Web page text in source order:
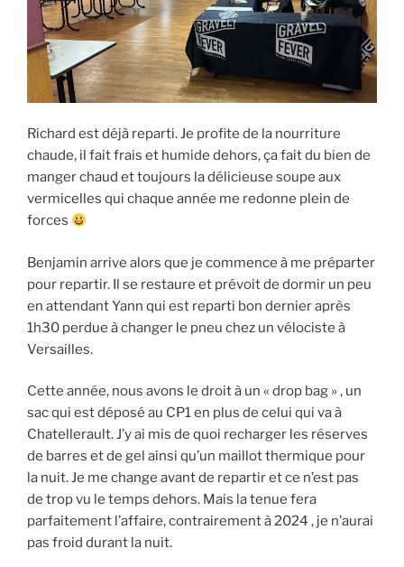
Richard est déjà reparti. Je profite de la nourriture
chaude, il fait frais et humide dehors, ça fait du bien de
manger chaud et toujours la délicieuse soupe aux
vermicelles qui chaque année me redonne plein de
forces
Benjamin arrive alors que je commence à me préparter
pour repartir. Il se restaure et prévoit de dormir un peu
en attendant Yann qui est reparti bon dernier après
1h30 perdue à changer le pneu chez un vélociste à
Versailles.
Cette année, nous avons le droit à un « drop bag » , un
sac qui est déposé au CP1 en plus de celui qui va à
Chatellerault. J’y ai mis de quoi recharger les réserves
de barres et de gel ainsi qu’un maillot thermique pour
la nuit. Je me change avant de repartir et ce n’est pas
de trop vu le temps dehors. Mais la tenue fera
parfaitement l’affaire, contrairement à 2024 , je n’aurai
pas froid durant la nuit.